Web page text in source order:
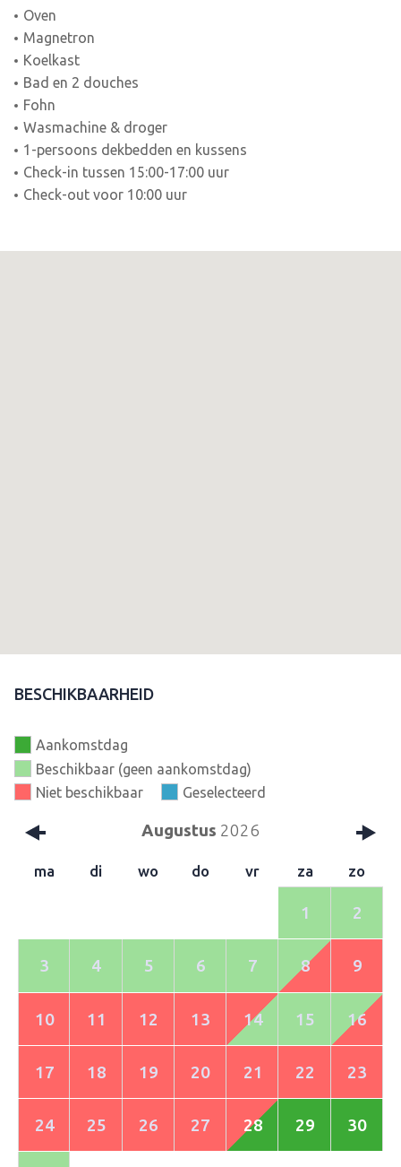
Oven
Magnetron
Koelkast
Bad en 2 douches
Fohn
Wasmachine & droger
1-persoons dekbedden en kussens
Check-in tussen 15:00-17:00 uur
Check-out voor 10:00 uur
BESCHIKBAARHEID
Aankomstdag
Beschikbaar (geen aankomstdag)
Niet beschikbaar
Geselecteerd
Augustus 2026
ma di wo do vr za zo
1 2
3 4 5 6 7 8 9
10 11 12 13 14 15 16
17 18 19 20 21 22 23
24 25 26 27 28 29 30